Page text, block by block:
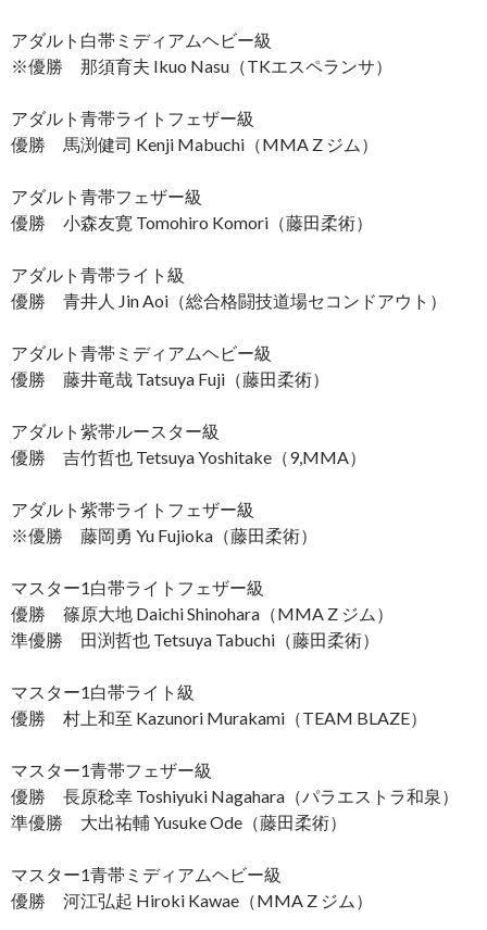
アダルト白帯ミディアムヘビー級
※優勝 那須育夫 Ikuo Nasu（TKエスペランサ）
アダルト青帯ライトフェザー級
優勝 馬渕健司 Kenji Mabuchi（MMA Z ジム）
アダルト青帯フェザー級
優勝 小森友寛 Tomohiro Komori（藤田柔術）
アダルト青帯ライト級
優勝 青井人 Jin Aoi（総合格闘技道場セコンドアウト）
アダルト青帯ミディアムヘビー級
優勝 藤井竜哉 Tatsuya Fuji（藤田柔術）
アダルト紫帯ルースター級
優勝 吉竹哲也 Tetsuya Yoshitake（9,MMA）
アダルト紫帯ライトフェザー級
※優勝 藤岡勇 Yu Fujioka（藤田柔術）
マスター1白帯ライトフェザー級
優勝 篠原大地 Daichi Shinohara（MMA Z ジム）
準優勝 田渕哲也 Tetsuya Tabuchi（藤田柔術）
マスター1白帯ライト級
優勝 村上和至 Kazunori Murakami（TEAM BLAZE）
マスター1青帯フェザー級
優勝 長原稔幸 Toshiyuki Nagahara（パラエストラ和泉）
準優勝 大出祐輔 Yusuke Ode（藤田柔術）
マスター1青帯ミディアムヘビー級
優勝 河江弘起 Hiroki Kawae（MMA Z ジム）